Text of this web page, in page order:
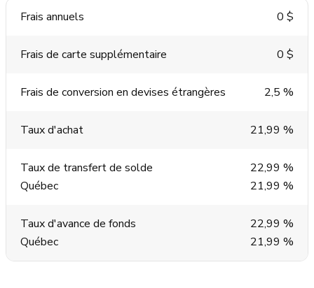
Frais annuels 0 $
Frais de carte supplémentaire 0 $
Frais de conversion en devises étrangères 2,5 %
Taux d'achat 21,99 %
Taux de transfert de solde
22,99 %
Québec
21,99 %
Taux d'avance de fonds
22,99 %
Québec
21,99 %